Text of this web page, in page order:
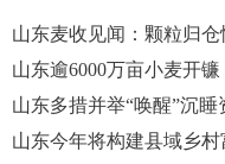
山东麦收见闻：颗粒归
山东逾6000万亩小麦开
山东多措并举“唤醒”沉
山东今年将构建县域乡